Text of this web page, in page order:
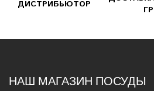
ДИСТРИБЬЮТОР
НАШ МАГАЗИН ПОСУДЫ